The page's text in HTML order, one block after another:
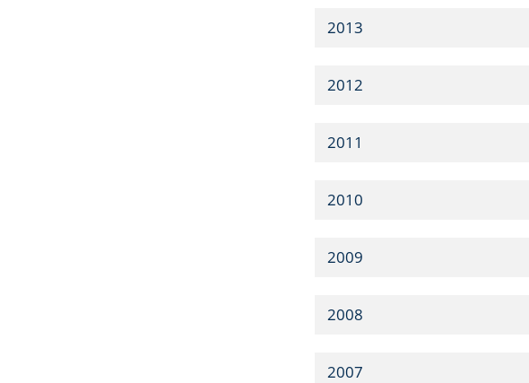
2013
2012
2011
2010
2009
2008
2007